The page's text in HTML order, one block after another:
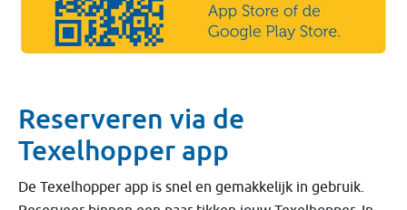
Reserveren via de
Texelhopper app
De Texelhopper app is snel en gemakkelijk in gebruik.